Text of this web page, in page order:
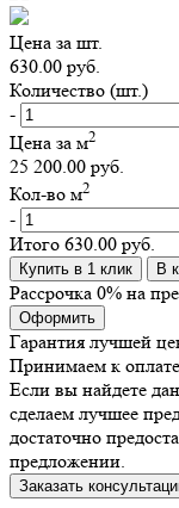
Цена за шт.
630.00 руб.
Количество (шт.)
-
Цена за м2
25 200.00 руб.
Кол-во м2
-
Итого 630.00 руб.
Купить в 1 клик В
Рассрочка 0% на
Оформить
Гарантия лучшей
Принимаем к
Если вы найдете
сделаем лучшее
достаточно
предложении.
Заказать